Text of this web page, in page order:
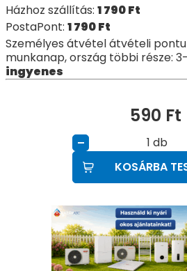
Házhoz szállítás: 1 790Ft
PostaPont: 1 790Ft
Személyes átvétel átvételi
munkanap, ország többi része:
ingyenes
590 Ft
– db
KOSÁRBA